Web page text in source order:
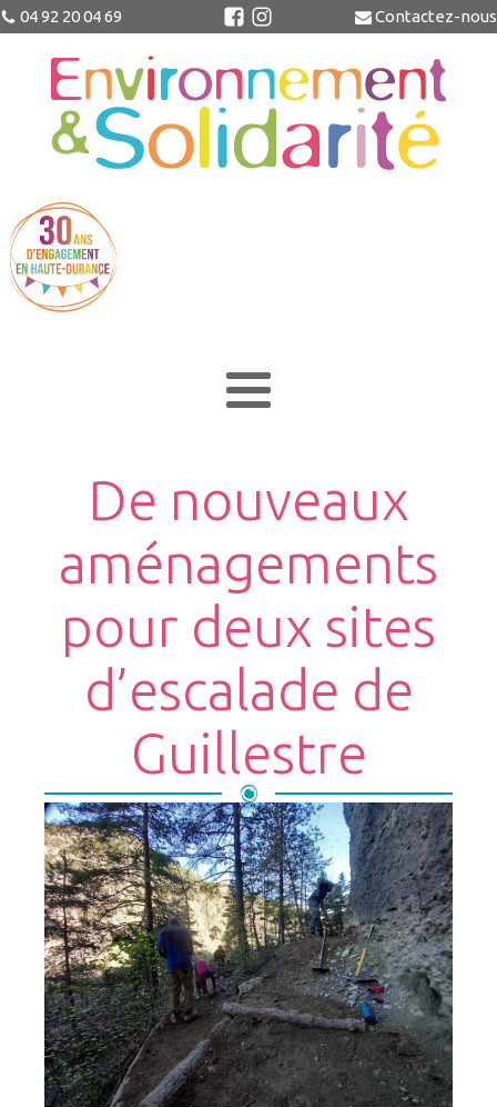
04 92 20 04 69 Contactez-nous
De nouveaux
aménagements
pour deux sites
d’escalade de
Guillestre